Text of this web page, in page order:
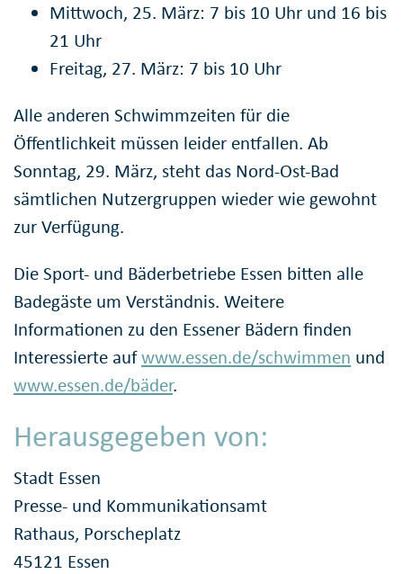
Mittwoch, 25. März: 7 bis 10 Uhr und 16 bis
21 Uhr
Freitag, 27. März: 7 bis 10 Uhr
Alle anderen Schwimmzeiten für die
Öffentlichkeit müssen leider entfallen. Ab
Sonntag, 29. März, steht das Nord-Ost-Bad
sämtlichen Nutzergruppen wieder wie gewohnt
zur Verfügung.
Die Sport- und Bäderbetriebe Essen bitten alle
Badegäste um Verständnis. Weitere
Informationen zu den Essener Bädern finden
Interessierte aufwww.essen.de/schwimmen und
www.essen.de/bäder.
Herausgegeben von:
Stadt Essen
Presse- und Kommunikationsamt
Rathaus, Porscheplatz
45121 Essen